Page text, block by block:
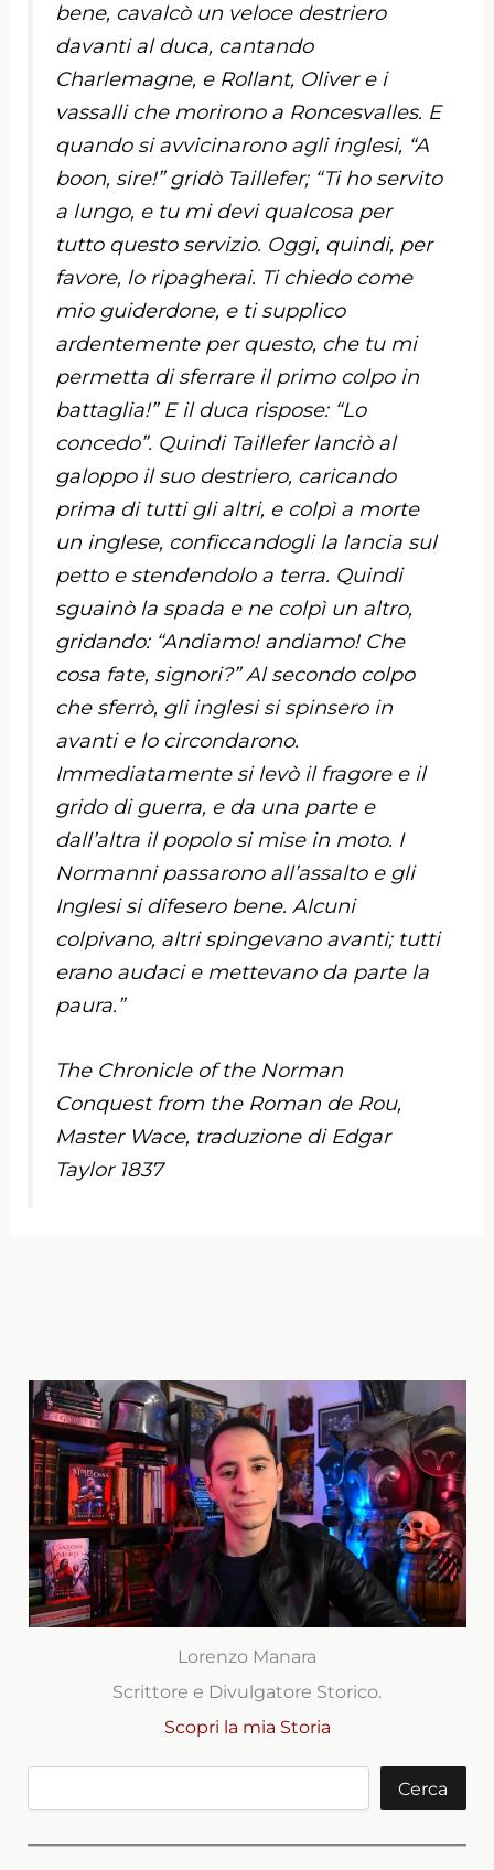
bene, cavalcò un veloce destriero
davanti al duca, cantando
Charlemagne, e Rollant, Oliver e i
vassalli che morirono a Roncesvalles. E
quando si avvicinarono agli inglesi, “A
boon, sire!” gridò Taillefer; “Ti ho servito
a lungo, e tu mi devi qualcosa per
tutto questo servizio. Oggi, quindi, per
favore, lo ripagherai. Ti chiedo come
mio guiderdone, e ti supplico
ardentemente per questo, che tu mi
permetta di sferrare il primo colpo in
battaglia!” E il duca rispose: “Lo
concedo”. Quindi Taillefer lanciò al
galoppo il suo destriero, caricando
prima di tutti gli altri, e colpì a morte
un inglese, conficcandogli la lancia sul
petto e stendendolo a terra. Quindi
sguainò la spada e ne colpì un altro,
gridando: “Andiamo! andiamo! Che
cosa fate, signori?” Al secondo colpo
che sferrò, gli inglesi si spinsero in
avanti e lo circondarono.
Immediatamente si levò il fragore e il
grido di guerra, e da una parte e
dall’altra il popolo si mise in moto. I
Normanni passarono all’assalto e gli
Inglesi si difesero bene. Alcuni
colpivano, altri spingevano avanti; tutti
erano audaci e mettevano da parte la
paura.”
The Chronicle of the Norman
Conquest from the Roman de Rou,
Master Wace, traduzione di Edgar
Taylor 1837
Lorenzo Manara
Scrittore e Divulgatore Storico.
Scopri la mia Storia
Cerca